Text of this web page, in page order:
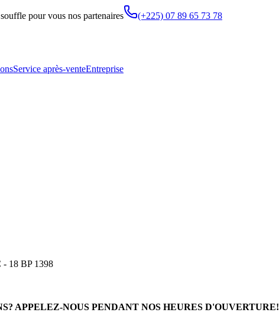
pour vous nos partenaires (+225) 07 89 65 73 78
Service après-venteEntreprise
- 18 BP 1398
APPELEZ-NOUS PENDANT NOS HEURES D'OUVERTURE!